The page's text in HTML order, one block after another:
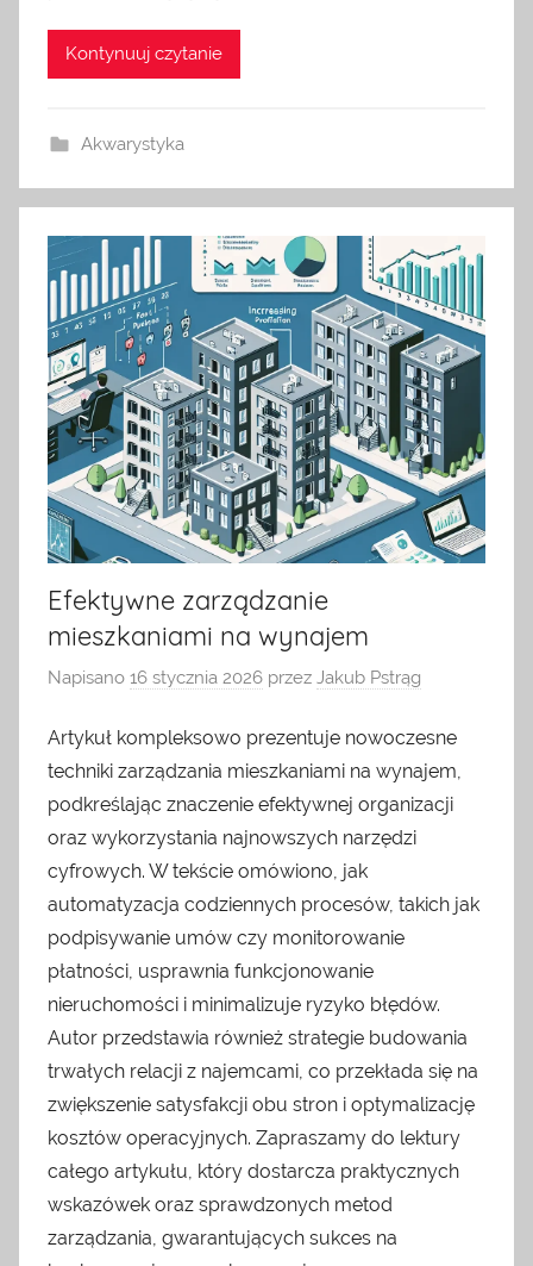
Kontynuuj czytanie
Akwarystyka
Efektywne zarządzanie
mieszkaniami na wynajem
Napisano 16 stycznia 2026 przez Jakub Pstrąg
Artykuł kompleksowo prezentuje nowoczesne
techniki zarządzania mieszkaniami na wynajem,
podkreślając znaczenie efektywnej organizacji
oraz wykorzystania najnowszych narzędzi
cyfrowych. W tekście omówiono, jak
automatyzacja codziennych procesów, takich jak
podpisywanie umów czy monitorowanie
płatności, usprawnia funkcjonowanie
nieruchomości i minimalizuje ryzyko błędów.
Autor przedstawia również strategie budowania
trwałych relacji z najemcami, co przekłada się na
zwiększenie satysfakcji obu stron i optymalizację
kosztów operacyjnych. Zapraszamy do lektury
całego artykułu, który dostarcza praktycznych
wskazówek oraz sprawdzonych metod
zarządzania, gwarantujących sukces na